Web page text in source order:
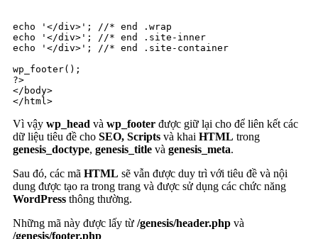
echo '</div>'; //* end .wrap
echo '</div>'; //* end .site-inner
echo '</div>'; //* end .site-container
wp_footer();
?>
</body>
</html>
Vì vậy wp_head và wp_footer được giữ lại cho để liên kết các
dữ liệu tiêu đề cho SEO, Scripts và khai HTML trong
genesis_doctype, genesis_title và genesis_meta.
Sau đó, các mã HTML sẽ vẫn được duy trì với tiêu đề và nội
dung được tạo ra trong trang và được sử dụng các chức năng
WordPress thông thường.
Những mã này được lấy từ /genesis/header.php và
/genesis/footer.php